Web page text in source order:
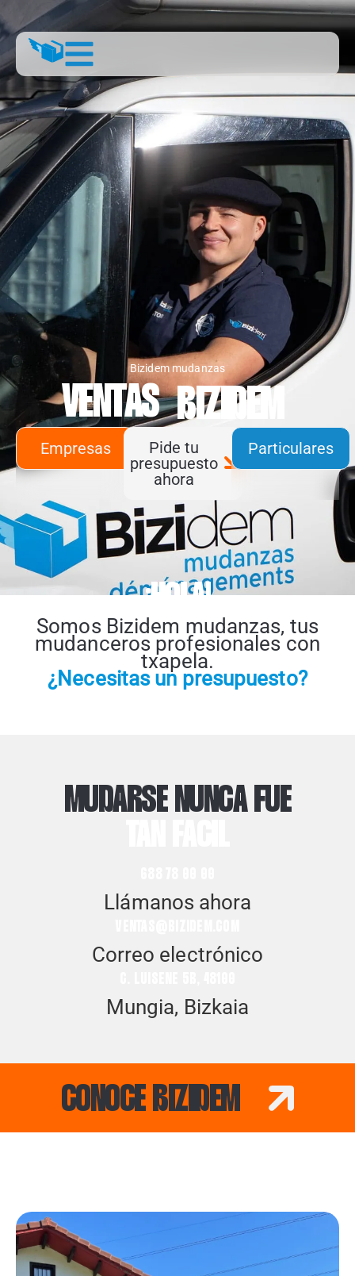
Bizidem mudanzas
VENTAS BIZIDEM
Empresas
Pide tu
presupuesto
ahora
Particulares
¡HOLA!
Somos Bizidem mudanzas, tus
mudanceros profesionales con
txapela.
¿Necesitas un presupuesto?
MUDARSE NUNCA FUE
Llámanos ahora
Correo electrónico
Mungia, Bizkaia
CONOCE BIZIDEM